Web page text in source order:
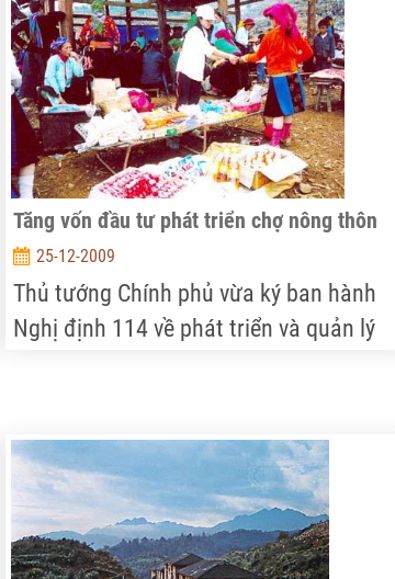
Tăng vốn đầu tư phát triển chợ nông thôn
25-12-2009
Thủ tướng Chính phủ vừa ký ban hành
Nghị định 114 về phát triển và quản lý